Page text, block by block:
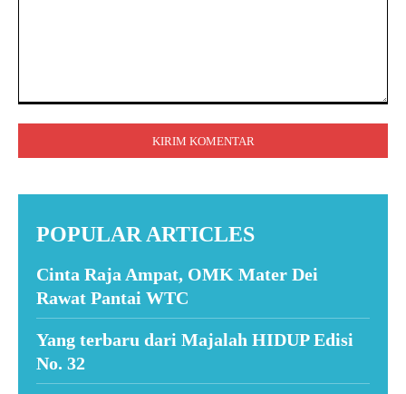
POPULAR ARTICLES
Cinta Raja Ampat, OMK Mater Dei
Rawat Pantai WTC
Yang terbaru dari Majalah HIDUP Edisi
No. 32